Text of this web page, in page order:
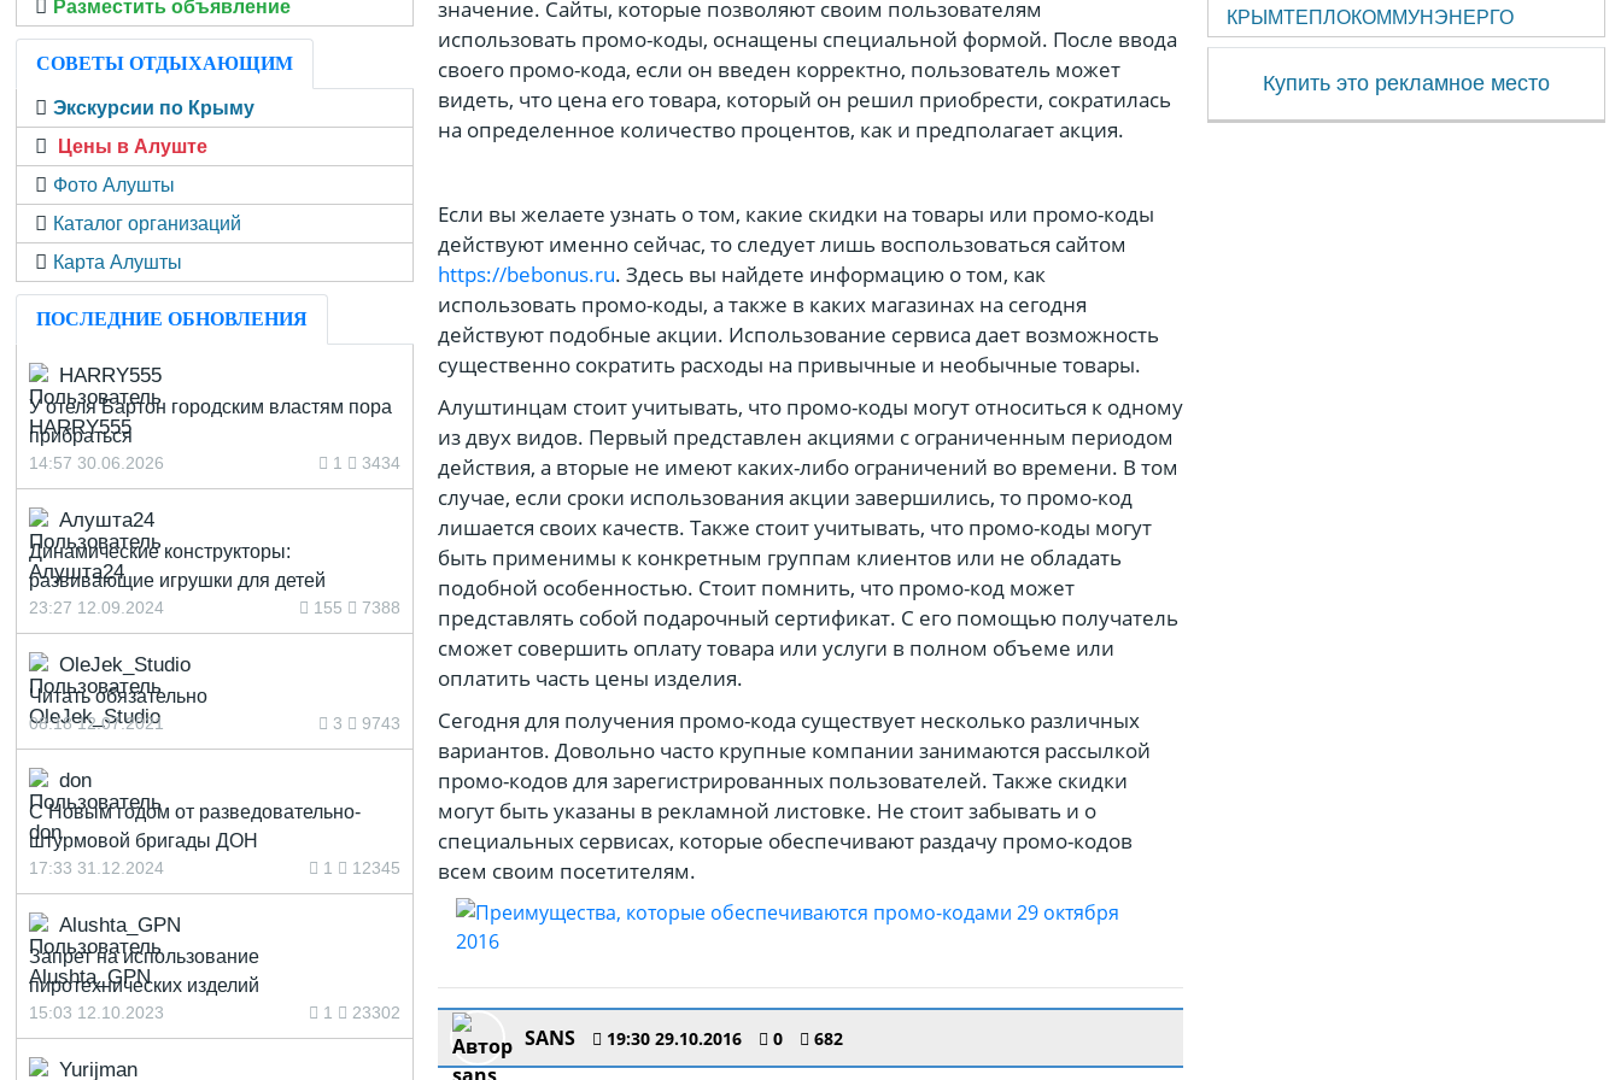
значение. Сайты, которые позволяют своим пользователям
использовать промо-коды, оснащены специальной формой. После ввода
своего промо-кода, если он введен корректно, пользователь может
видеть, что цена его товара, который он решил приобрести, сократилась
на определенное количество процентов, как и предполагает акция.
Если вы желаете узнать о том, какие скидки на товары или промо-коды
действуют именно сейчас, то следует лишь воспользоваться сайтом
https://bebonus.ru. Здесь вы найдете информацию о том, как
использовать промо-коды, а также в каких магазинах на сегодня
действуют подобные акции. Использование сервиса дает возможность
существенно сократить расходы на привычные и необычные товары.
Алуштинцам стоит учитывать, что промо-коды могут относиться к одному
из двух видов. Первый представлен акциями с ограниченным периодом
действия, а вторые не имеют каких-либо ограничений во времени. В том
случае, если сроки использования акции завершились, то промо-код
лишается своих качеств. Также стоит учитывать, что промо-коды могут
быть применимы к конкретным группам клиентов или не обладать
подобной особенностью. Стоит помнить, что промо-код может
представлять собой подарочный сертификат. С его помощью получатель
сможет совершить оплату товара или услуги в полном объеме или
оплатить часть цены изделия.
Сегодня для получения промо-кода существует несколько различных
вариантов. Довольно часто крупные компании занимаются рассылкой
промо-кодов для зарегистрированных пользователей. Также скидки
могут быть указаны в рекламной листовке. Не стоит забывать и о
специальных сервисах, которые обеспечивают раздачу промо-кодов
всем своим посетителям.
SANS 19:30 29.10.2016 0 682
Разместить объявление
СОВЕТЫ ОТДЫХАЮЩИМ
Экскурсии по Крыму
Цены в Алуште
Фото Алушты
Каталог организаций
Карта Алушты
ПОСЛЕДНИЕ ОБНОВЛЕНИЯ
HARRY555
У отеля Бартон городским властям пора
прибраться
14:57 30.06.2026 1 3434
Алушта24
Динамические конструкторы:
развивающие игрушки для детей
23:27 12.09.2024 155 7388
OleJek_Studio
Читать обязательно
08:18 12.07.2021 3 9743
don
С Новым годом от разведовательно-
штурмовой бригады ДОН
17:33 31.12.2024 1 12345
Alushta_GPN
Запрет на использование
пиротехнических изделий
15:03 12.10.2023 1 23302
Yurijman
КРЫМТЕПЛОКОММУНЭНЕРГО
Купить это рекламное место